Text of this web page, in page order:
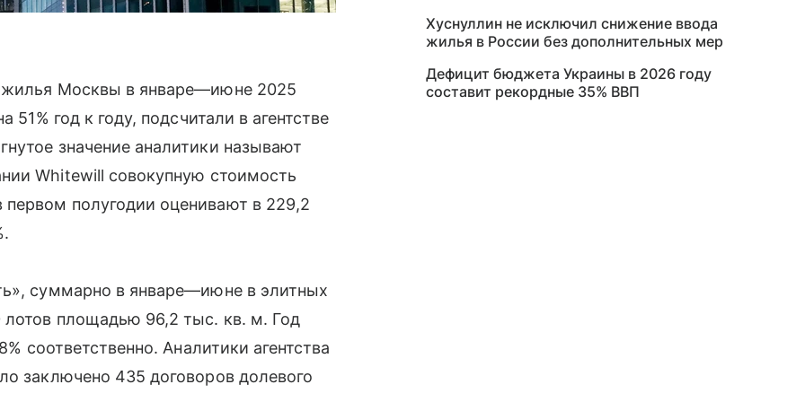
Москвы в январе—июне 2025
год к году, подсчитали в агентстве
значение аналитики называют
Whitewill совокупную стоимость
полугодии оценивают в 229,2
суммарно в январе—июне в элитных
площадью 96,2 тыс. кв. м. Год
соответственно. Аналитики агентства
заключено 435 договоров долевого
Хуснуллин не исключил снижение ввода
жилья в России без дополнительных мер
Дефицит бюджета Украины в 2026 году
составит рекордные 35% ВВП